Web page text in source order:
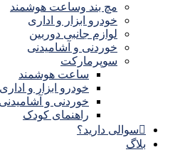
مچ بند وساعت هوشمند
خودرو ابزار و اداری
لوازم جانبی دوربین
خوردنی و آشامیدنی
سوپرمارکت
ساعت هوشمند
خودرو ابزار و اداری
خوردنی و آشامیدنی
راهنمای کودک
سوالی دارید؟
بلاگ